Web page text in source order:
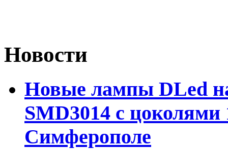
Новости
Новые лампы DLed
SMD3014 с цоколями
Симферополе